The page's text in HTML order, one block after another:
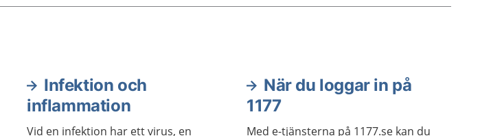
Infektion och
inflammation
Vid en infektion har ett virus, en
När du loggar in på
1177
Med e-tjänsterna på 1177.se kan du